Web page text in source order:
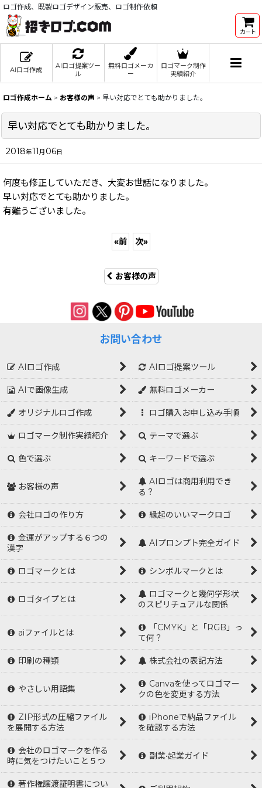
ロゴ作成、既製ロゴデザイン販売、ロゴ制作依頼
カート
AIロゴ作成
AIロゴ提案ツー
ル
無料ロゴメーカ
ー
ロゴマーク制作
実績紹介
ロゴ作成ホーム > お客様の声 > 早い対応でとても助かりました。
早い対応でとても助かりました。
2018年11月 06日
何度も修正していただき、大変お世話になりました。
早い対応でとても助かりました。
有難うございました。
«前 次»
お客様の声
お問い合わせ
AIロゴ作成 AIロゴ提案ツール
AIで画像生成 無料ロゴメーカー
オリジナルロゴ作成 ロゴ購入お申し込み手順
ロゴマーク制作実績紹介 テーマで選ぶ
色で選ぶ キーワードで選ぶ
お客様の声
AIロゴは商用利用でき
る？
会社ロゴの作り方 縁起のいいマークロゴ
金運がアップする６つの
漢字
AIプロンプト完全ガイド
ロゴマークとは シンボルマークとは
ロゴタイプとは
ロゴマークと幾何学形状
のスピリチュアルな関係
aiファイルとは
「CMYK」と「RGB」っ
て何？
印刷の種類 株式会社の表記方法
やさしい用語集
Canvaを使ってロゴマー
クの色を変更する方法
ZIP形式の圧縮ファイル
を展開する方法
iPhoneで納品ファイル
を確認する方法
会社のロゴマークを作る
時に気をつけたいこと５つ
副業•起業ガイド
著作権譲渡証明書につい